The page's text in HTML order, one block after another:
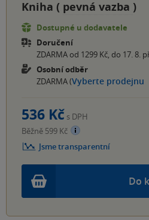
Kniha ( pevná vazba )
Dostupné u dodavatele
Doručení
ZDARMA od 1299 Kč, do 17. 8.
Osobní odběr
ZDARMA (Vyberte prodejnu
Do
536 Kč s DPH
Běžně 599 Kč
Jsme transparentní